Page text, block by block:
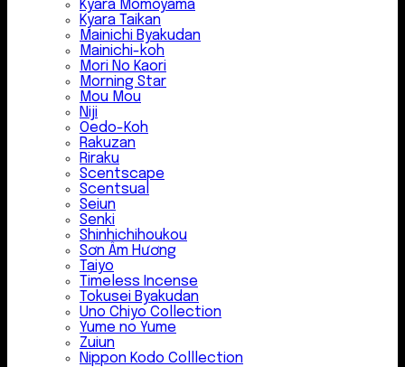
Kyara Momoyama
Kyara Taikan
Mainichi Byakudan
Mainichi-koh
Mori No Kaori
Morning Star
Mou Mou
Niji
Oedo-Koh
Rakuzan
Riraku
Scentscape
Scentsual
Seiun
Senki
Shinhichihoukou
Sơn Âm Hương
Taiyo
Timeless Incense
Tokusei Byakudan
Uno Chiyo Collection
Yume no Yume
Zuiun
Nippon Kodo Colllection